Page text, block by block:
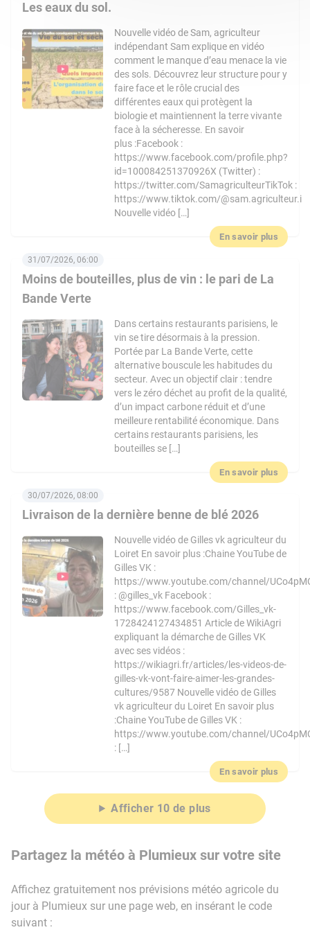
Les eaux du sol.
Nouvelle vidéo de Sam, agriculteur
indépendant Sam explique en vidéo
comment le manque d’eau menace la vie
des sols. Découvrez leur structure pour y
faire face et le rôle crucial des
différentes eaux qui protègent la
biologie et maintiennent la terre vivante
face à la sécheresse. En savoir
plus :Facebook :
https://www.facebook.com/profile.php?
id=100084251370926X (Twitter) :
https://twitter.com/SamagriculteurTikTok :
https://www.tiktok.com/@sam.agriculteur.i
Nouvelle vidéo […]
En savoir plus
Moins de bouteilles, plus de vin : le pari de La
Bande Verte
31/07/2026, 06:00
Dans certains restaurants parisiens, le
vin se tire désormais à la pression.
Portée par La Bande Verte, cette
alternative bouscule les habitudes du
secteur. Avec un objectif clair : tendre
vers le zéro déchet au profit de la qualité,
d’un impact carbone réduit et d’une
meilleure rentabilité économique. Dans
certains restaurants parisiens, les
bouteilles se […]
En savoir plus
Livraison de la dernière benne de blé 2026
30/07/2026, 08:00
Nouvelle vidéo de Gilles vk agriculteur du
Loiret En savoir plus :Chaine YouTube de
Gilles VK :
https://www.youtube.com/channel/
: @gilles_vk Facebook :
https://www.facebook.com/Gilles_vk-
1728424127434851 Article de WikiAgri
expliquant la démarche de Gilles VK
avec ses vidéos :
https://wikiagri.fr/articles/les-videos-de-
gilles-vk-vont-faire-aimer-les-grandes-
cultures/9587 Nouvelle vidéo de Gilles
vk agriculteur du Loiret En savoir plus
:Chaine YouTube de Gilles VK :
https://www.youtube.com/channel/
: […]
En savoir plus
Afficher 10 de plus
Partagez la météo à Plumieux sur votre site
Affichez gratuitement nos prévisions météo agricole du
jour à Plumieux sur une page web, en insérant le code
suivant :